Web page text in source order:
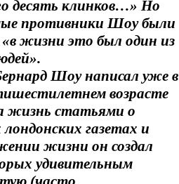
десять клинков…» Но
противники Шоу были
жизни это был один из
Шоу написал уже в
возрасте
жизнь статьями о
газетах и
жизни он создал
удивительным